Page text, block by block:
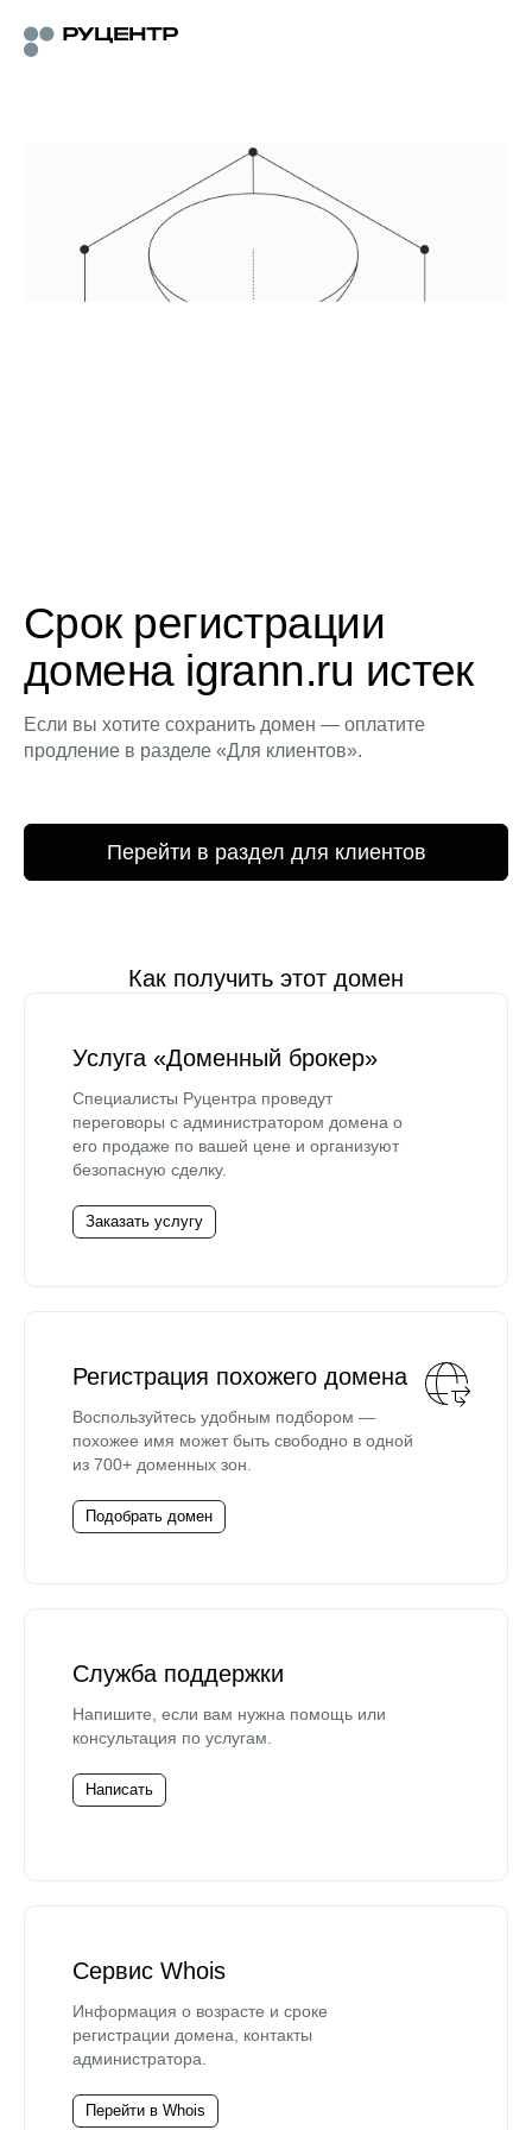
Срок регистрации
домена igrann.ru истек
Если вы хотите сохранить домен — оплатите
продление в разделе «Для клиентов».
Перейти в раздел для клиентов
Как получить этот домен
Услуга «Доменный брокер»
Специалисты Руцентра проведут
переговоры с администратором домена о
его продаже по вашей цене и организуют
безопасную сделку.
Заказать услугу
Регистрация похожего домена
Воспользуйтесь удобным подбором —
похожее имя может быть свободно в одной
из 700+ доменных зон.
Подобрать домен
Служба поддержки
Напишите, если вам нужна помощь или
консультация по услугам.
Написать
Сервис Whois
Информация о возрасте и сроке
регистрации домена, контакты
администратора.
Перейти в Whois